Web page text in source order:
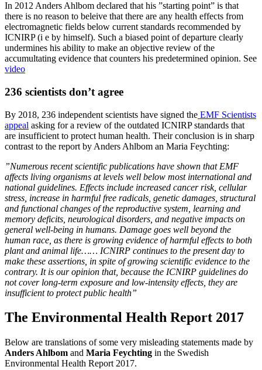
In 2012 Anders Ahlbom declared that his ”starting point” is that
there is no reason to beleive that there are any health effects from
electromagnetic fields below current standards recommended by
ICNIRP (i e by himself). Such a biased point of departure clearly
undermines his ability to make an objective review of the
accumultating evidence that counters his predetermined opinion. See
video
236 scientists don’t agree
By 2018, 236 independent scientists have signed the EMF Scientists
appeal asking for a review of the outdated ICNIRP standards that
are insufficient to protect human health. Their conclusion is in sharp
contrast to the report by Anders Ahlbom an Maria Feychting:
”Numerous recent scientific publications have shown that EMF
affects living organisms at levels well below most international and
national guidelines. Effects include increased cancer risk, cellular
stress, increase in harmful free radicals, genetic damages, structural
and functional changes of the reproductive system, learning and
memory deficits, neurological disorders, and negative impacts on
general well-being in humans. Damage goes well beyond the
human race, as there is growing evidence of harmful effects to both
plant and animal life…… ICNIRP continues to the present day to
make these assertions, in spite of growing scientific evidence to the
contrary. It is our opinion that, because the ICNIRP guidelines do
not cover long-term exposure and low-intensity effects, they are
insufficient to protect public health”
The Environmental Health Report 2017
Below are translations of some very misleading statements made by
Anders Ahlbom and Maria Feychting in the Swedish
Environmental Health Report 2017.